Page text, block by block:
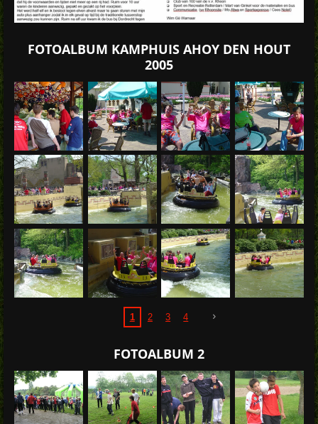
FOTOALBUM KAMPHUIS AHOY DEN HOUT
2005
1 2 3 4
FOTOALBUM 2